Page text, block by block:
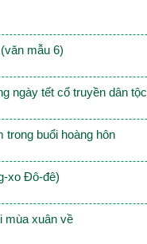
mẫu 6)
ngày tết cổ truyền dân tộc
trong buổi hoàng hôn
xo Đô-đê)
mùa xuân về